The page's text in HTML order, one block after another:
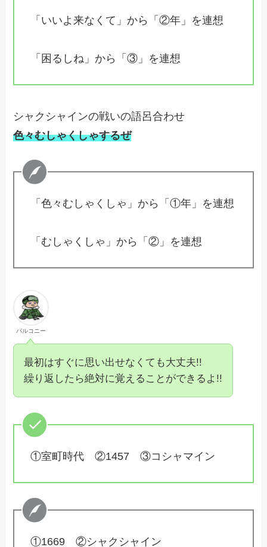
「いいよ来なくて」から「②年」を連想
「困るしね」から「③」を連想
シャクシャインの戦いの語呂合わせ
色々むしゃくしゃするぜ
「色々むしゃくしゃ」から「①年」を連想
「むしゃくしゃ」から「②」を連想
バルコニー
最初はすぐに思い出せなくても大丈夫!!
繰り返したら絶対に覚えることができるよ!!
①室町時代 ②1457 ③コシャマイン
①1669 ②シャクシャイン